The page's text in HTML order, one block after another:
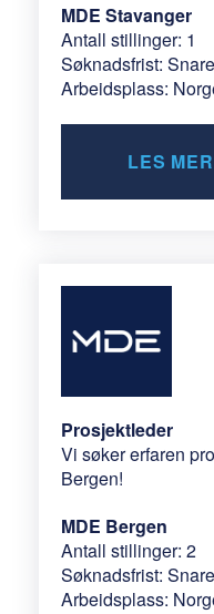
MDE Stavanger
Antall stillinger: 1
Søknadsfrist:
Arbeidsplass:
LES
Prosjektleder
Vi søker erfaren
Bergen!
MDE Bergen
Antall stillinger: 2
Søknadsfrist:
Arbeidsplass: